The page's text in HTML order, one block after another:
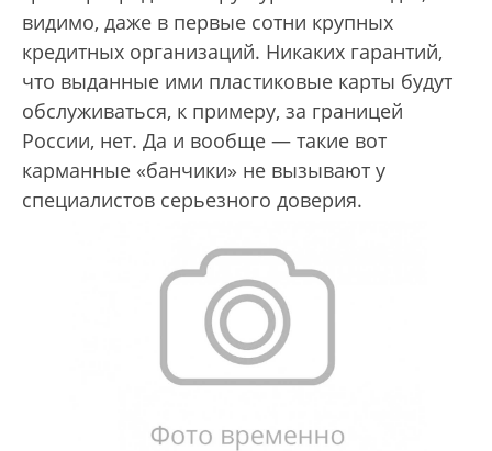
видимо, даже в первые сотни крупных
кредитных организаций. Никаких гарантий,
что выданные ими пластиковые карты будут
обслуживаться, к примеру, за границей
России, нет. Да и вообще — такие вот
карманные «банчики» не вызывают у
специалистов серьезного доверия.